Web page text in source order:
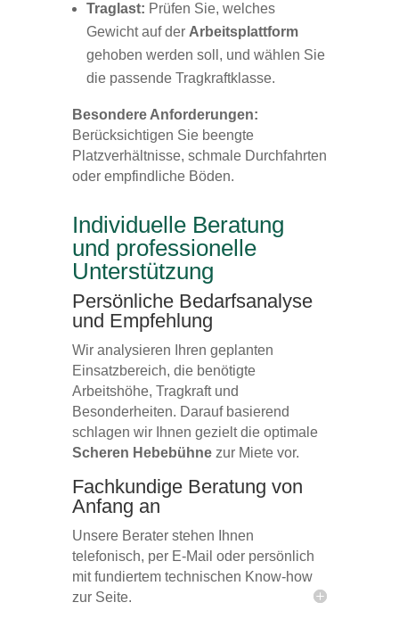
Traglast: Prüfen Sie, welches
Gewicht auf der Arbeitsplattform
gehoben werden soll, und wählen Sie
die passende Tragkraftklasse.
Besondere Anforderungen:
Berücksichtigen Sie beengte
Platzverhältnisse, schmale Durchfahrten
oder empfindliche Böden.
Individuelle Beratung
und professionelle
Unterstützung
Persönliche Bedarfsanalyse
und Empfehlung
Wir analysieren Ihren geplanten
Einsatzbereich, die benötigte
Arbeitshöhe, Tragkraft und
Besonderheiten. Darauf basierend
schlagen wir Ihnen gezielt die optimale
Scheren Hebebühnezur Miete vor.
Fachkundige Beratung von
Anfang an
Unsere Berater stehen Ihnen
telefonisch, per E-Mail oder persönlich
mit fundiertem technischen Know-how
zur Seite.